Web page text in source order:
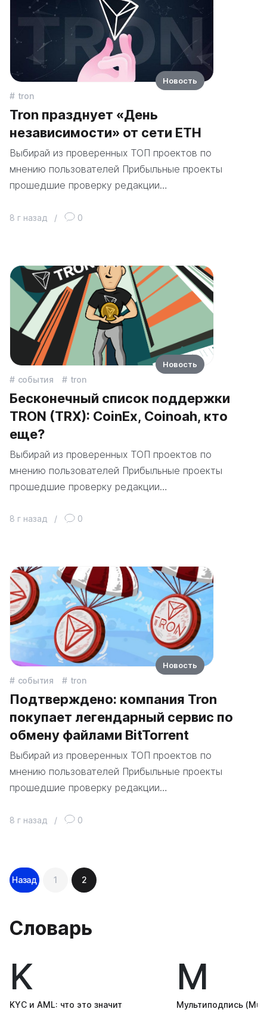
tron
Tron празднует «День
независимости» от сети ETH
Выбирай из проверенных ТОП проектов по
мнению пользователей Прибыльные проекты
прошедшие проверку редакции…
8 г назад / 0
Новость
события tron
Бесконечный список поддержки
TRON (TRX): CoinEx, Coinoah, кто
еще?
Выбирай из проверенных ТОП проектов по
мнению пользователей Прибыльные проекты
прошедшие проверку редакции…
8 г назад / 0
Новость
события tron
Подтверждено: компания Tron
покупает легендарный сервис по
обмену файлами BitTorrent
Выбирай из проверенных ТОП проектов по
мнению пользователей Прибыльные проекты
прошедшие проверку редакции…
8 г назад / 0
Новость
Навигация
по
Назад 1 2
Словарь
K
KYС и AML: что это значит
М
Мультиподпись